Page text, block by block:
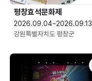
평창효석문화제
2026.09.04~2026.09.13
강원특별자치도 평창군